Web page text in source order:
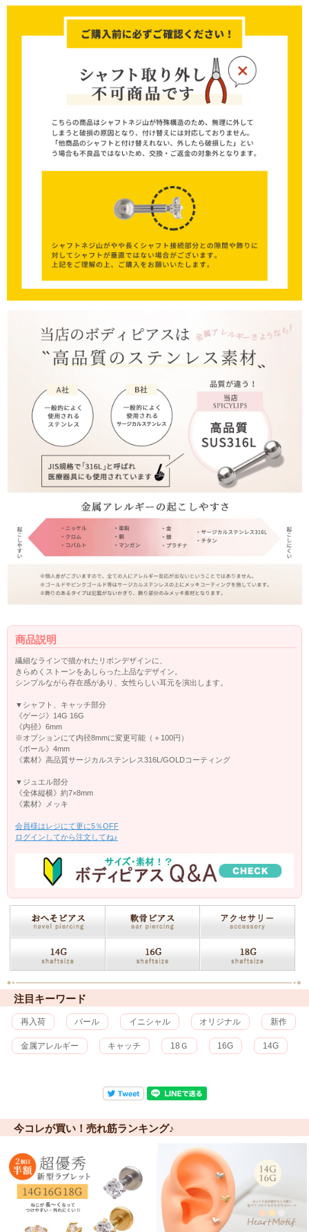
商品説明
繊細なラインで描かれたリボンデザインに、
きらめくストーンをあしらった上品なデザイン。
シンプルながら存在感があり、女性らしい耳元を演出します。
▼シャフト、キャッチ部分
《ゲージ》14G 16G
《内径》6mm
※オプションにて内径8mmに変更可能（＋100円）
《ボール》4mm
《素材》高品質サージカルステンレス316L/GOLDコーティング
▼ジュエル部分
《全体縦横》約7×8mm
《素材》メッキ
会員様はレジにて更に5％OFF
ログインしてから注文してね♪
注目キーワード
再入荷 パール イニシャル オリジナル 新作
金属アレルギー キャッチ 18Ｇ 16G 14G
今コレが買い！売れ筋ランキング♪